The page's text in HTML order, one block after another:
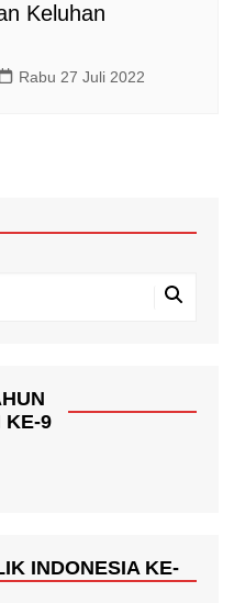
Keluhan
Rabu 27 Juli 2022
KE-9
INDONESIA KE-